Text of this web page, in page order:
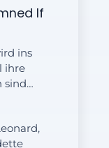
If
ins
ihre
sind
den